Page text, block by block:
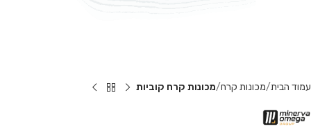
עמוד הבית מכונות קרח מכונות קרח קוביות